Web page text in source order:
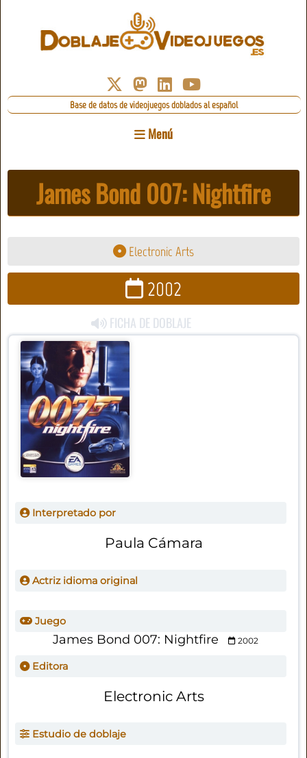
Base de datos de videojuegos doblados al español
Menú
James Bond 007: Nightfire
Electronic Arts
2002
FICHA DE DOBLAJE
Interpretado por
Paula Cámara
Actriz idioma original
Juego
James Bond 007: Nightfire 2002
Editora
Electronic Arts
Estudio de doblaje